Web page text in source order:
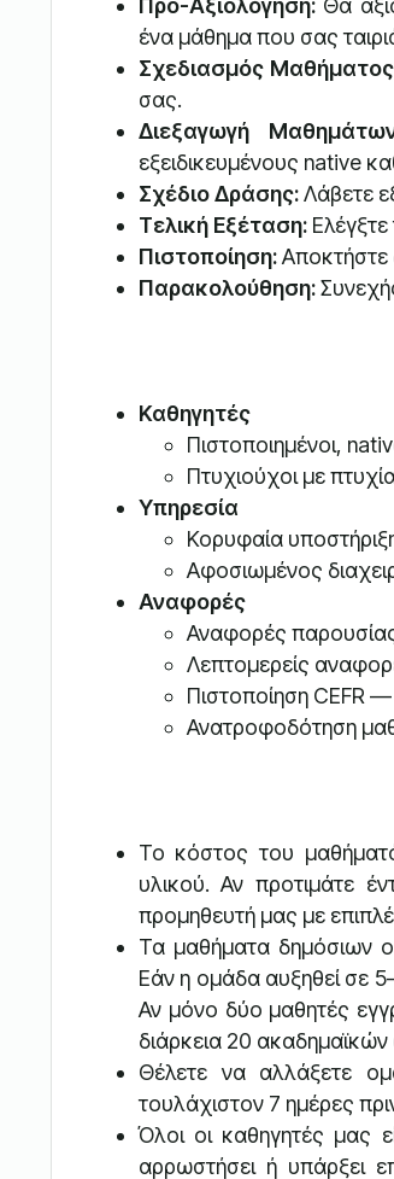
Προ-Αξιολόγηση:Θα
ένα μάθημα που σας
Σχεδιασμός
σας.
Διεξαγωγή
εξειδικευμένους native
Σχέδιο Δράσης:Λάβετε
Τελική Εξέταση:Ελέγξτε
Πιστοποίηση:Αποκτήστε
Παρακολούθηση:
Καθηγητές
Πιστοποιημένοι,
Πτυχιούχοι με
Υπηρεσία
Κορυφαία
Αφοσιωμένος
Αναφορές
Αναφορές
Λεπτομερείς
Πιστοποίηση CEFR
Ανατροφοδότηση
Το κόστος του
υλικού. Αν προτιμάτε
προμηθευτή μας με
Τα μαθήματα δημόσιων
Εάν η ομάδα αυξηθεί σε
Αν μόνο δύο μαθητές
διάρκεια 20
Θέλετε να αλλάξετε
τουλάχιστον 7 ημέρες
Όλοι οι καθηγητές μας
αρρωστήσει ή υπάρξει